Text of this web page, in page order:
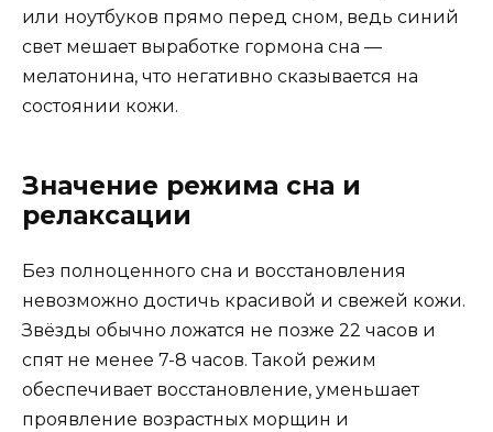
или ноутбуков прямо перед сном, ведь синий
свет мешает выработке гормона сна —
мелатонина, что негативно сказывается на
состоянии кожи.
Значение режима сна и
релаксации
Без полноценного сна и восстановления
невозможно достичь красивой и свежей кожи.
Звёзды обычно ложатся не позже 22 часов и
спят не менее 7-8 часов. Такой режим
обеспечивает восстановление, уменьшает
проявление возрастных морщин и